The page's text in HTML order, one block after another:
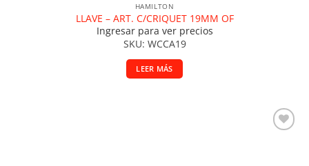
HAMILTON
LLAVE – ART. C/CRIQUET 19MM OF
Ingresar para ver precios
SKU: WCCA19
LEER MÁS